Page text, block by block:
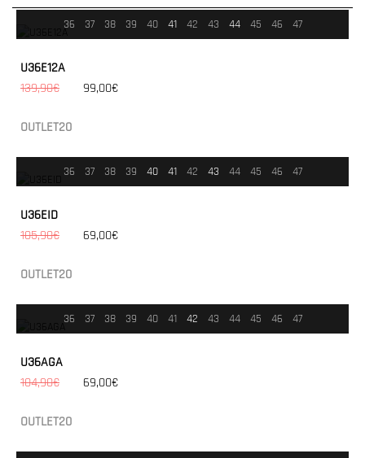
36 37 38 39 40 41 42 43 44 45 46 47
U36E12A
139,90€
99,00€
OUTLET20
36 37 38 39 40 41 42 43 44 45 46 47
U36EID
105,90€
69,00€
OUTLET20
36 37 38 39 40 41 42 43 44 45 46 47
U36AGA
104,90€
69,00€
OUTLET20